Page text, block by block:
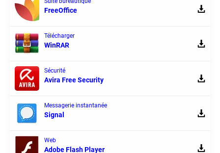
FreeOffice
Télécharger
WinRAR
Sécurité
Avira Free Security
Messagerie instantanée
Signal
Web
Adobe Flash Player